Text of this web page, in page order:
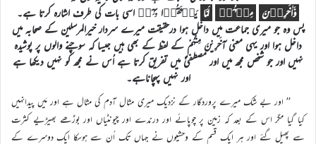
وَّاٰخَرِیۡنَ
مِنۡہُمۡ لَمَّا یَلۡحَقُوۡا بِہِمۡ اسی بات کی طرف اشارہ کرتا ہے۔
پس وہ جو میری جماعت میں داخل ہوا درحقیقت میرے سردار خیرالمرسلین کے صحابہ میں
داخل ہوا اور یہی معنی آخَرِیْنَ مِنْہُمْ کے لفظ کے بھی ہیں جیسا کہ سوچنے والوں پر پوشیدہ
نہیں اور جو شخص مجھ میں اور مصطفیٰؐ میں تفریق کرتا ہے اُس نے مجھ کو نہیں دیکھا ہے
اور نہیں پہچاناہے۔
’’ اور بے شک میرے پروردگار کے نزدیک میری مثال آدم کی مثال ہے اور مَیں پیدانہیں
کیا گیا مگر اس کے بعد کہ زمین پر چوپائے اور درندے اور چیونٹیاں اور بوڑھے بھیڑیے کثرت
سے پھیل گئے اور ہر ایک قسم کے وحشیوں نے جہاں تک اُن سے ہوسکا ایک دوسرے کے